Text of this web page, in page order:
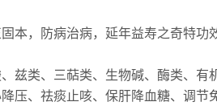
本，防病治病，延年益寿之奇特功
兹类、三萜类、生物碱、酶类、有
压、祛痰止咳、保肝降血糖、调节